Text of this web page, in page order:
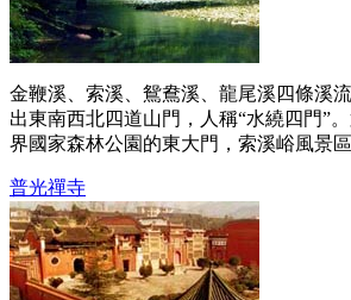
金鞭溪、索溪、鴛鴦溪、龍尾溪四條溪
出東南西北四道山門，人稱“水繞四門”
界國家森林公園的東大門，索溪峪風景
普光禪寺